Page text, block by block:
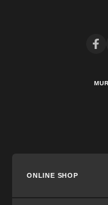
ONLINE SHOP